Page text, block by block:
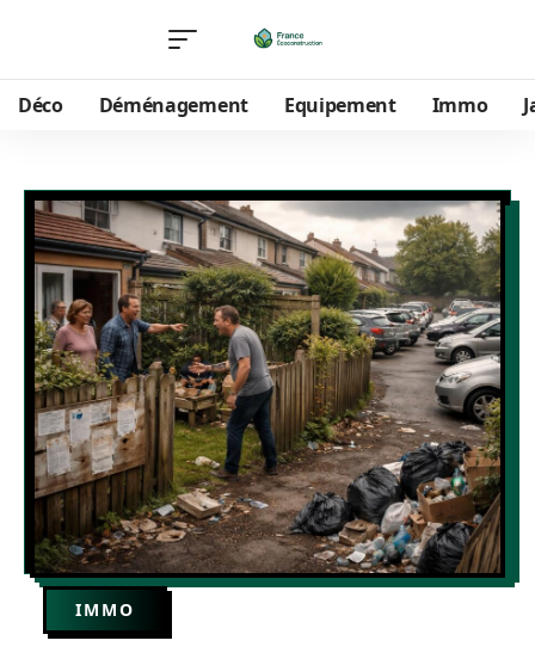
Déco Déménagement Equipement Immo
IMMO